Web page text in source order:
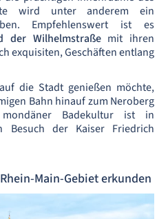
wird unter anderem ein
Empfehlenswert ist es
der Wilhelmstraßemit ihren
exquisiten, Geschäften entlang
die Stadt genießen möchte,
Bahn hinauf zum Neroberg
Badekultur ist in
Besuch der Kaiser Friedrich
Main-Gebiet erkunden